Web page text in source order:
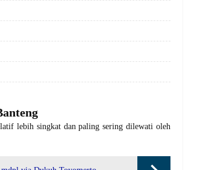
lebih singkat dan paling sering dilewati oleh